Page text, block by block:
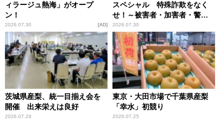
ィラージュ熱海」がオープ
ン！
2026.07.30 AD
スペシャル 特殊詐欺をなく
せ！～被害者・加害者・警視
庁が語るトクリュウの実態
～」放送
2026.07.30
茨城県産梨、統一目揃え会を
開催 出来栄えは良好
2026.07.29
東京・大田市場で千葉県産梨
「幸水」初競り
2026.07.25